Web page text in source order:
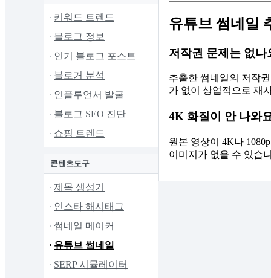
키워드 트렌드
블로그 정보
인기 블로그 포스트
블로거 분석
인플루언서 발굴
블로그 SEO 진단
쇼핑 트렌드
콘텐츠도구
제목 생성기
인스타 해시태그
썸네일 메이커
유튜브 썸네일
SERP 시뮬레이터
유튜브 썸네일
저작권 문제는 없나
추출한 썸네일의 저작
가 없이 상업적으로 재
4K 화질이 안 나와
원본 영상이 4K나
이미지가 없을 수 있습